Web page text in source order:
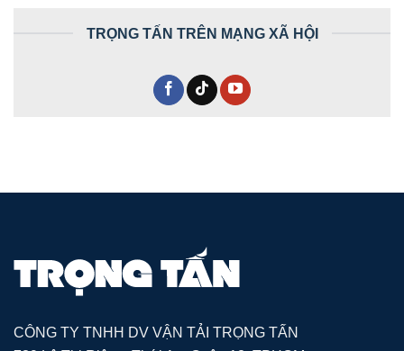
TRỌNG TẤN TRÊN MẠNG XÃ HỘI
CÔNG TY TNHH DV VẬN TẢI TRỌNG TẤN